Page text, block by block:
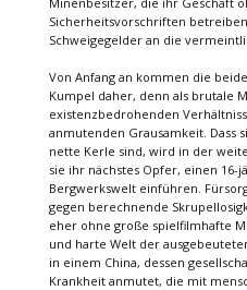
Sicherheitsvorschriften
Schweigegelder an die
Von Anfang an kommen die
Kumpel daher, denn als brutale
existenzbedrohenden
anmutenden Grausamkeit. Dass
nette Kerle sind, wird in der
sie ihr nächstes Opfer, einen 16-
Bergwerkswelt einführen.
gegen berechnende
eher ohne große spielfilmhafte
und harte Welt der
in einem China, dessen
Krankheit anmutet, die mit